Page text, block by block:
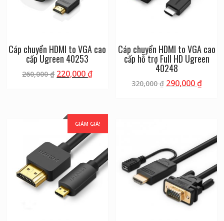
Cáp chuyển HDMI to VGA cao
cấp Ugreen 40253
260,000₫ 220,000₫
Cáp chuyển HDMI to VGA cao
cấp hỗ trợ Full HD Ugreen
40248
320,000₫ 290,000₫
GIẢM GIÁ!